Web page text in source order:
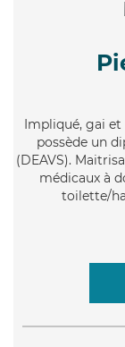
Impliqué, gai et
possède un
(DEAVS).
médicaux à
toilette/